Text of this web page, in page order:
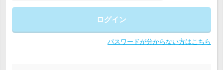
ログイン
パスワードが分からない方はこちら